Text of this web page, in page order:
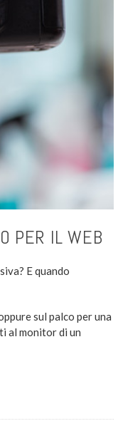
PER IL WEB
E quando
sul palco per una
al monitor di un